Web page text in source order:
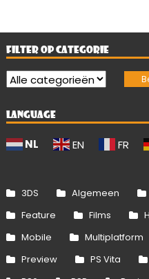
FILTER OP CATEGORIE
LANGUAGE
NL EN FR
3DS Algemeen
Feature
Films
Mobile
Multiplatform
Preview
PS Vita